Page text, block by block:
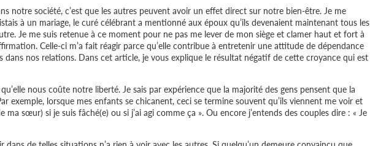
notre société, c’est que les autres peuvent avoir un effet direct sur notre bien-être. Je me
à un mariage, le curé célébrant a mentionné aux époux qu’ils devenaient maintenant tous les
Je me suis retenue à ce moment pour ne pas me lever de mon siège et clamer haut et fort à
Celle-ci m’a fait réagir parce qu’elle contribue à entretenir une attitude de dépendance
dans nos relations. Dans cet article, je vous explique le résultat négatif de cette croyance qui est
nous coûte notre liberté. Je sais par expérience que la majorité des gens pensent que la
exemple, lorsque mes enfants se chicanent, ceci se termine souvent qu’ils viennent me voir et
ma sœur) si je suis fâché(e) ou si j’ai agi comme ça ». Ou encore j’entends des couples dire : « Je